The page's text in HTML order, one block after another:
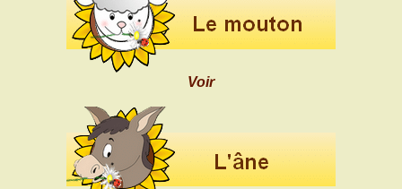
Voir